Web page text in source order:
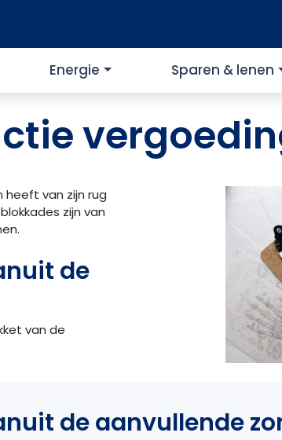
Energie Sparen & lenen
heeft van zijn rug
zijn van
de
van de
de aanvullende